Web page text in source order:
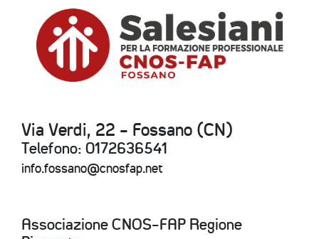
Via Verdi, 22 - Fossano (CN)
Telefono: 0172636541
info.fossano@cnosfap.net
Associazione CNOS-FAP Regione